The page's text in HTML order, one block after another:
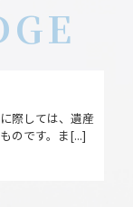
際しては、遺産
のです。ま[...]